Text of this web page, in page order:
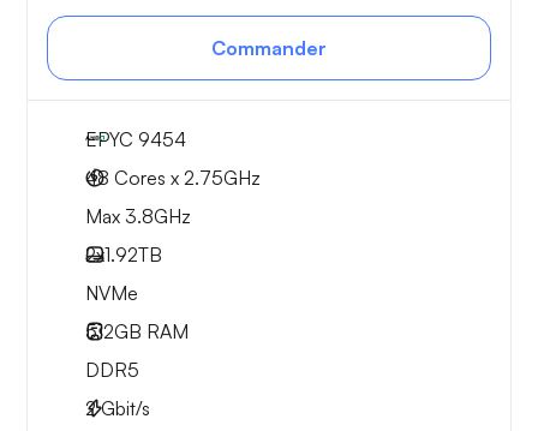
Commander
EPYC 9454
48 Cores x 2.75GHz
Max 3.8GHz
2x1.92TB
NVMe
512GB RAM
DDR5
2Gbit/s